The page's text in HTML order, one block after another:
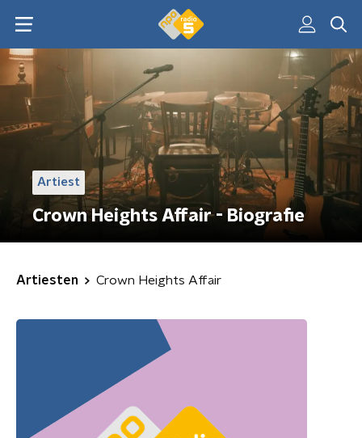
Artiest
Crown Heights Affair - Biografie
Artiesten Crown Heights Affair